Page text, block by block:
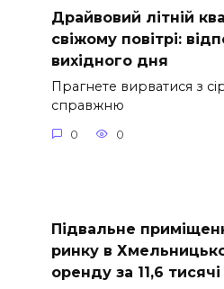
Драйвовий літній
свіжому повітрі:
вихідного дня
Прагнете вирватися з
справжню
0 0
Підвальне
ринку в
оренду за 11,6